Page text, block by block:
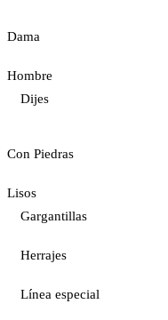
Dama
Hombre
Dijes
Con Piedras
Lisos
Gargantillas
Herrajes
Línea especial